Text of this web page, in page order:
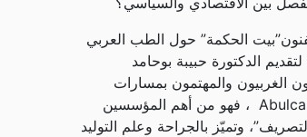
الحكمة” حول الطب العربي
الدكتورة حبيبة بوحامد
الغربيون والمهتمون بمسارات
البحوث العلميّة بتجارب تأسيسيّة للطب العربي والإسلامي، على غرار تجربة أبي القاسم الزهراوي(936 – 1013م) الملقّب في الغرب باسم Abulcasis ، فهو من أهم المؤسسين
وتميّز بالجراحة وعلم التوليد